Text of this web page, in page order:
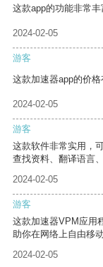
这款app的功能非常丰
2024-02-05
游客
这款加速器app的价
2024-02-05
游客
这款软件非常实用，
查找资料、翻译语言
2024-02-05
游客
这款加速器VPM应用
助你在网络上自由移动
2024-02-05